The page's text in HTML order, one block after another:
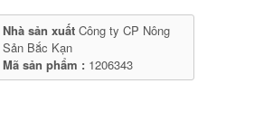
Nhà sản xuất Công ty CP Nông
Sản Bắc Kạn
Mã sản phẩm : 1206343